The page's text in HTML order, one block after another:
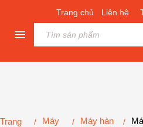
Trang chủ Liên hệ
Trang
/
Máy
/
Máy hàn
/